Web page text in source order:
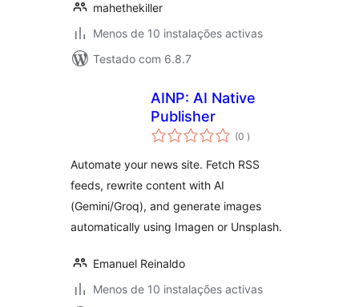
mahethekiller
Menos de 10 instalações activas
Testado com 6.8.7
AINP: AI Native
Publisher
(0 classificações
)
Automate your news site. Fetch RSS
feeds, rewrite content with AI
(Gemini/Groq), and generate images
automatically using Imagen or Unsplash.
Emanuel Reinaldo
Menos de 10 instalações activas